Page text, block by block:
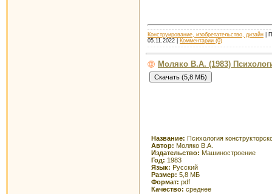
Конструирование, изобретательство, дизайн |
05.11.2022
Комментарии (0)
Моляко В.А. (1983)
Название: Психология
Автор: Моляко В.А.
Издательство: Машиностроение
Год: 1983
Язык: Русский
Размер: 5,8 МБ
Формат: pdf
Качество: среднее